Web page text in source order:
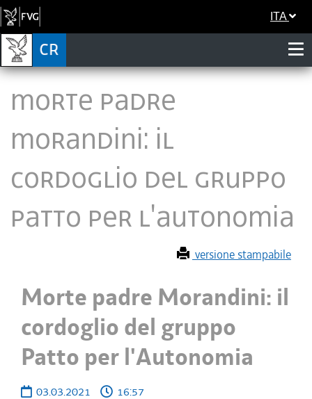
ITA
Morte padre
Morandini: il
cordoglio del gruppo
Patto per l'Autonomia
versione stampabile
Morte padre Morandini: il
cordoglio del gruppo
Patto per l'Autonomia
03.03.2021
16:57